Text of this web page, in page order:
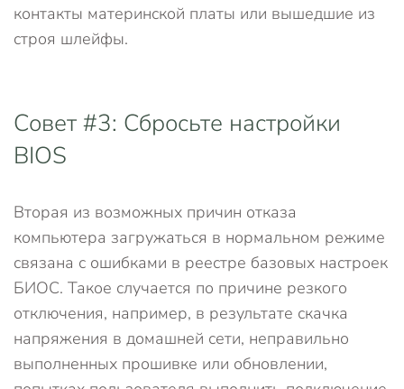
контакты материнской платы или вышедшие из
строя шлейфы.
Совет #3: Сбросьте настройки
BIOS
Вторая из возможных причин отказа
компьютера загружаться в нормальном режиме
связана с ошибками в реестре базовых настроек
БИОС. Такое случается по причине резкого
отключения, например, в результате скачка
напряжения в домашней сети, неправильно
выполненных прошивке или обновлении,